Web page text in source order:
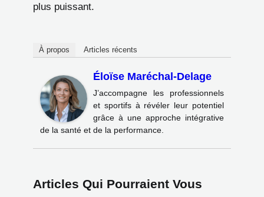
plus puissant.
À propos Articles récents
Éloïse Maréchal-Delage
J’accompagne les professionnels
et sportifs à révéler leur potentiel
grâce à une approche intégrative
de la santé et de la performance.
Articles Qui Pourraient Vous